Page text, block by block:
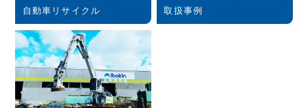
自動車リサイクル 取扱事例